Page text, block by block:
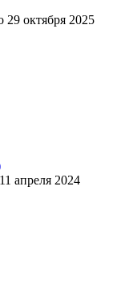
29 октября 2025
11 апреля 2024